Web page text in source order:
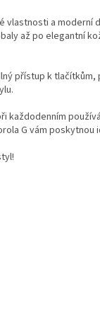
vlastnosti a moderní
až po elegantní
přístup k tlačítkům,
každodenním
G vám poskytnou